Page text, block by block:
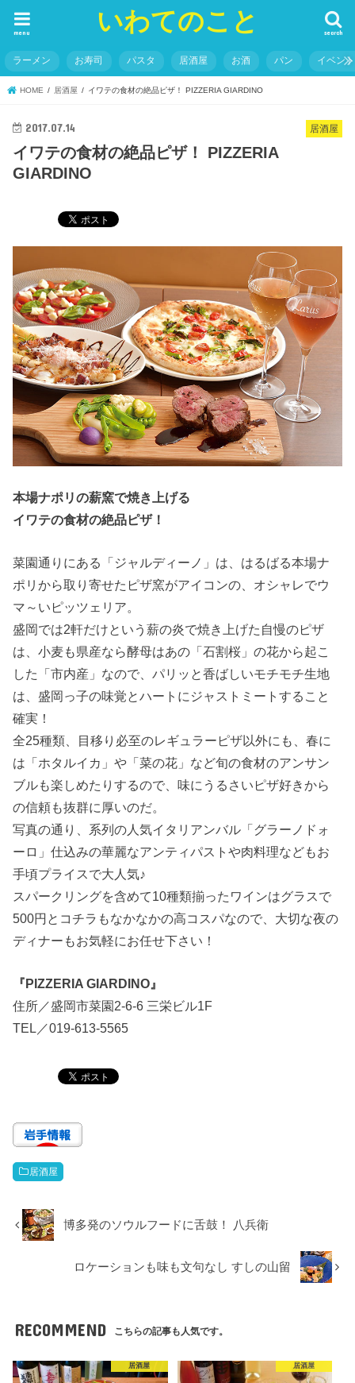
いわてのこと search
menu
ラーメン お寿司 パスタ 居酒屋 お酒 パン イベント
HOME 居酒屋 イワテの食材の絶品ピザ！ PIZZERIA GIARDINO
居酒屋
2017.07.14
イワテの食材の絶品ピザ！ PIZZERIA
GIARDINO
本場ナポリの薪窯で焼き上げる
イワテの食材の絶品ピザ！
菜園通りにある「ジャルディーノ」は、はるばる本場ナ
ポリから取り寄せたピザ窯がアイコンの、オシャレでウ
マ～いピッツェリア。
盛岡では2軒だけという薪の炎で焼き上げた自慢のピザ
は、小麦も県産なら酵母はあの「石割桜」の花から起こ
した「市内産」なので、パリッと香ばしいモチモチ生地
は、盛岡っ子の味覚とハートにジャストミートすること
確実！
全25種類、目移り必至のレギュラーピザ以外にも、春に
は「ホタルイカ」や「菜の花」など旬の食材のアンサン
ブルも楽しめたりするので、味にうるさいピザ好きから
の信頼も抜群に厚いのだ。
写真の通り、系列の人気イタリアンバル「グラーノドォ
ーロ」仕込みの華麗なアンティパストや肉料理などもお
手頃プライスで大人気♪
スパークリングを含めて10種類揃ったワインはグラスで
500円とコチラもなかなかの高コスパなので、大切な夜の
ディナーもお気軽にお任せ下さい！
『PIZZERIA GIARDINO』
住所／盛岡市菜園2-6-6 三栄ビル1F
TEL／019-613-5565
居酒屋
博多発のソウルフードに舌鼓！ 八兵衛
ロケーションも味も文句なし すしの山留
RECOMMEND こちらの記事も人気です。
居酒屋 居酒屋